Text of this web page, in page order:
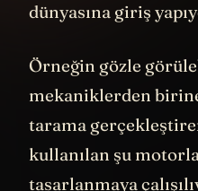
dünyasına giriş
Örneğin gözle
mekaniklerden
tarama
kullanılan şu
tasarlanmaya